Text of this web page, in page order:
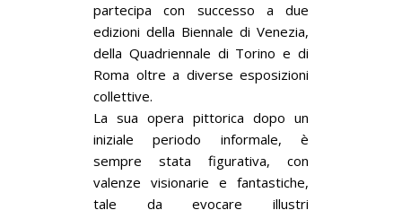
partecipa con successo a due
edizioni della Biennale di Venezia,
della Quadriennale di Torino e di
Roma oltre a diverse esposizioni
collettive.
La sua opera pittorica dopo un
iniziale periodo informale, è
sempre stata figurativa, con
valenze visionarie e fantastiche,
tale da evocare illustri